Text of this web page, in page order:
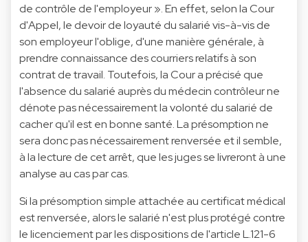
de contrôle de l'employeur ». En effet, selon la Cour
d'Appel, le devoir de loyauté du salarié vis-à-vis de
son employeur l'oblige, d'une manière générale, à
prendre connaissance des courriers relatifs à son
contrat de travail. Toutefois, la Cour a précisé que
l'absence du salarié auprès du médecin contrôleur ne
dénote pas nécessairement la volonté du salarié de
cacher qu'il est en bonne santé. La présomption ne
sera donc pas nécessairement renversée et il semble,
à la lecture de cet arrêt, que les juges se livreront à une
analyse au cas par cas.
Si la présomption simple attachée au certificat médical
est renversée, alors le salarié n'est plus protégé contre
le licenciement par les dispositions de l'article L.121-6